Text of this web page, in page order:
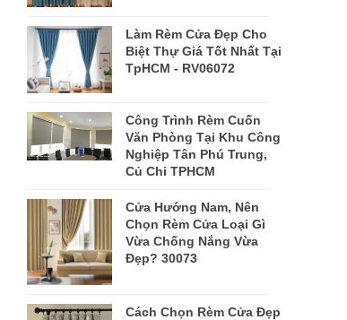
Làm Rèm Cửa Đẹp Cho
Biệt Thự Giá Tốt Nhất Tại
TpHCM - RV06072
Công Trình Rèm Cuốn
Văn Phòng Tại Khu Công
Nghiệp Tân Phú Trung,
Củ Chi TPHCM
Cửa Hướng Nam, Nên
Chọn Rèm Cửa Loại Gì
Vừa Chống Nắng Vừa
Đẹp? 30073
Cách Chọn Rèm Cửa Đẹp